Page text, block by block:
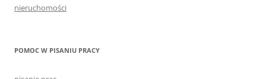
nieruchomości
POMOC W PISANIU PRACY